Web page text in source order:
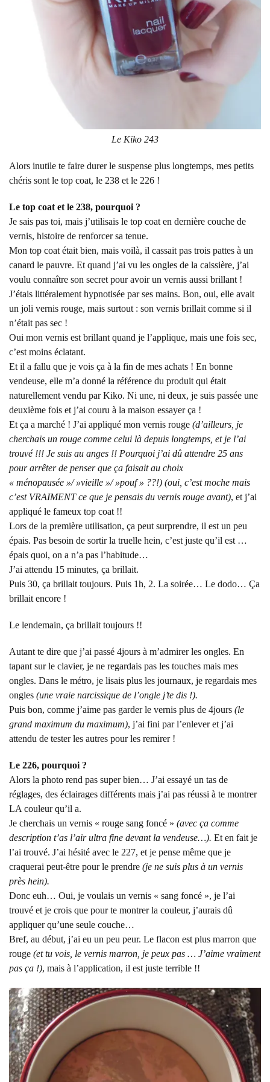
Le Kiko 243
Alors inutile te faire durer le suspense plus longtemps, mes petits
chéris sont le top coat, le 238 et le 226 !
Le top coat et le 238, pourquoi ?
Je sais pas toi, mais j’utilisais le top coat en dernière couche de
vernis, histoire de renforcer sa tenue.
Mon top coat était bien, mais voilà, il cassait pas trois pattes à un
canard le pauvre. Et quand j’ai vu les ongles de la caissière, j’ai
voulu connaître son secret pour avoir un vernis aussi brillant !
J’étais littéralement hypnotisée par ses mains. Bon, oui, elle avait
un joli vernis rouge, mais surtout : son vernis brillait comme si il
n’était pas sec !
Oui mon vernis est brillant quand je l’applique, mais une fois sec,
c’est moins éclatant.
Et il a fallu que je vois ça à la fin de mes achats ! En bonne
vendeuse, elle m’a donné la référence du produit qui était
naturellement vendu par Kiko. Ni une, ni deux, je suis passée une
deuxième fois et j’ai couru à la maison essayer ça !
Et ça a marché ! J’ai appliqué mon vernis rouge (d’ailleurs, je
cherchais un rouge comme celui là depuis longtemps, et je l’ai
trouvé !!! Je suis au anges !! Pourquoi j’ai dû attendre 25 ans
pour arrêter de penser que ça faisait au choix
« ménopausée »/ »vieille »/ »pouf » ??!) (oui, c’est moche mais
c’est VRAIMENT ce que je pensais du vernis rouge avant), et j’ai
appliqué le fameux top coat !!
Lors de la première utilisation, ça peut surprendre, il est un peu
épais. Pas besoin de sortir la truelle hein, c’est juste qu’il est …
épais quoi, on a n’a pas l’habitude…
J’ai attendu 15 minutes, ça brillait.
Puis 30, ça brillait toujours. Puis 1h, 2. La soirée… Le dodo… Ça
brillait encore !
Le lendemain, ça brillait toujours !!
Autant te dire que j’ai passé 4jours à m’admirer les ongles. En
tapant sur le clavier, je ne regardais pas les touches mais mes
ongles. Dans le métro, je lisais plus les journaux, je regardais mes
ongles (une vraie narcissique de l’ongle j’te dis !).
Puis bon, comme j’aime pas garder le vernis plus de 4jours (le
grand maximum du maximum), j’ai fini par l’enlever et j’ai
attendu de tester les autres pour les remirer !
Le 226, pourquoi ?
Alors la photo rend pas super bien… J’ai essayé un tas de
réglages, des éclairages différents mais j’ai pas réussi à te montrer
LA couleur qu’il a.
Je cherchais un vernis « rouge sang foncé » (avec ça comme
description t’as l’air ultra fine devant la vendeuse…). Et en fait je
l’ai trouvé. J’ai hésité avec le 227, et je pense même que je
craquerai peut-être pour le prendre (je ne suis plus à un vernis
près hein).
Donc euh… Oui, je voulais un vernis « sang foncé », je l’ai
trouvé et je crois que pour te montrer la couleur, j’aurais dû
appliquer qu’une seule couche…
Bref, au début, j’ai eu un peu peur. Le flacon est plus marron que
rouge (et tu vois, le vernis marron, je peux pas … J’aime vraiment
pas ça !), mais à l’application, il est juste terrible !!